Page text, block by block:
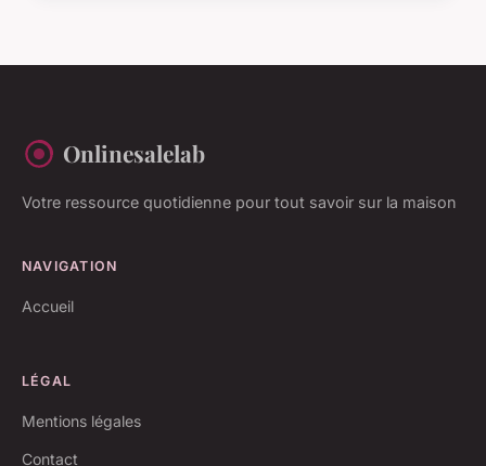
Onlinesalelab
Votre ressource quotidienne pour tout savoir sur la maison
NAVIGATION
Accueil
LÉGAL
Mentions légales
Contact